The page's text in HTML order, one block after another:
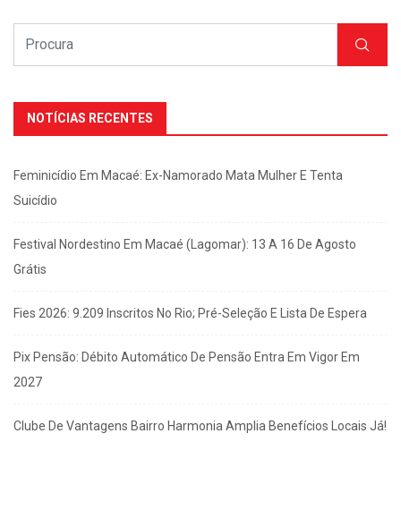
NOTÍCIAS RECENTES
Feminicídio Em Macaé: Ex-Namorado Mata Mulher E Tenta
Suicídio
Festival Nordestino Em Macaé (Lagomar): 13 A 16 De Agosto
Grátis
Fies 2026: 9.209 Inscritos No Rio; Pré-Seleção E Lista De Espera
Pix Pensão: Débito Automático De Pensão Entra Em Vigor Em
2027
Clube De Vantagens Bairro Harmonia Amplia Benefícios Locais Já!